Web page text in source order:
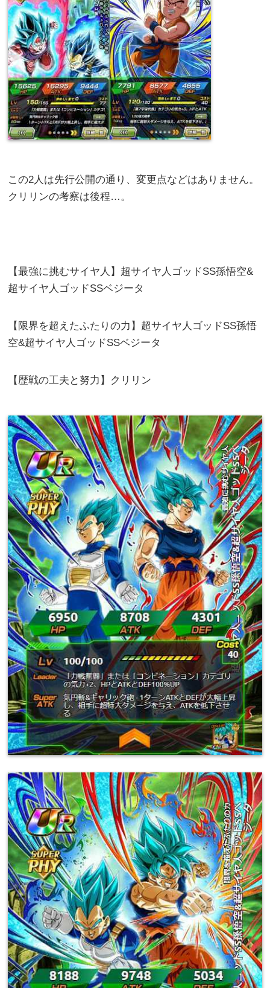
この2人は先行公開の通り、変更点などはありません。
クリリンの考察は後程…。
【最強に挑むサイヤ人】超サイヤ人ゴッドSS孫悟空&
超サイヤ人ゴッドSSベジータ
【限界を超えたふたりの力】超サイヤ人ゴッドSS孫悟
空&超サイヤ人ゴッドSSベジータ
【歴戦の工夫と努力】クリリン